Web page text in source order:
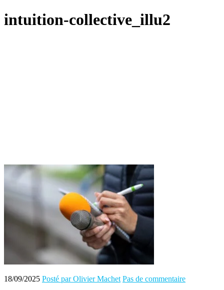
intuition-collective_illu2
18/09/2025 Posté par Olivier Machet Pas de commentaire